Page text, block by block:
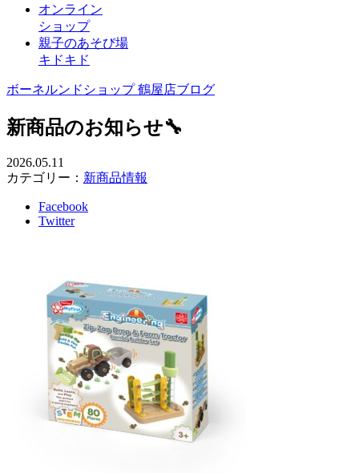
オンライン
ショップ
親子のあそび場
キドキド
ボーネルンドショップ 鶴屋店ブログ
新商品のお知らせ🔧
2026.05.11
カテゴリー： 新商品情報
Facebook
Twitter